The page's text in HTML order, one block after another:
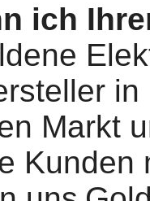
ich
in
Markt
Kunden